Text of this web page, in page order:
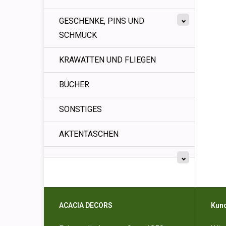
GESCHENKE, PINS UND
SCHMUCK
KRAWATTEN UND FLIEGEN
BÜCHER
SONSTIGES
AKTENTASCHEN
ACACIA DECORS